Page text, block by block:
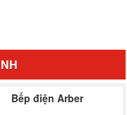
Bếp điện Arber